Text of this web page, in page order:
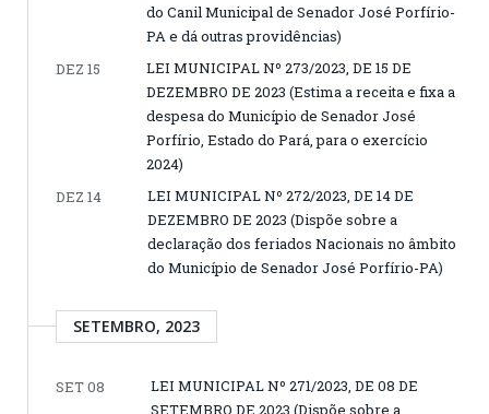
do Canil Municipal de Senador José Porfírio-
PA e dá outras providências)
DEZ 15
LEI MUNICIPAL Nº 273/2023, DE 15 DE
DEZEMBRO DE 2023 (Estima a receita e fixa a
despesa do Município de Senador José
Porfírio, Estado do Pará, para o exercício
2024)
DEZ 14
LEI MUNICIPAL Nº 272/2023, DE 14 DE
DEZEMBRO DE 2023 (Dispõe sobre a
declaração dos feriados Nacionais no âmbito
do Município de Senador José Porfírio-PA)
SETEMBRO, 2023
SET 08
LEI MUNICIPAL Nº 271/2023, DE 08 DE
SETEMBRO DE 2023 (Dispõe sobre a